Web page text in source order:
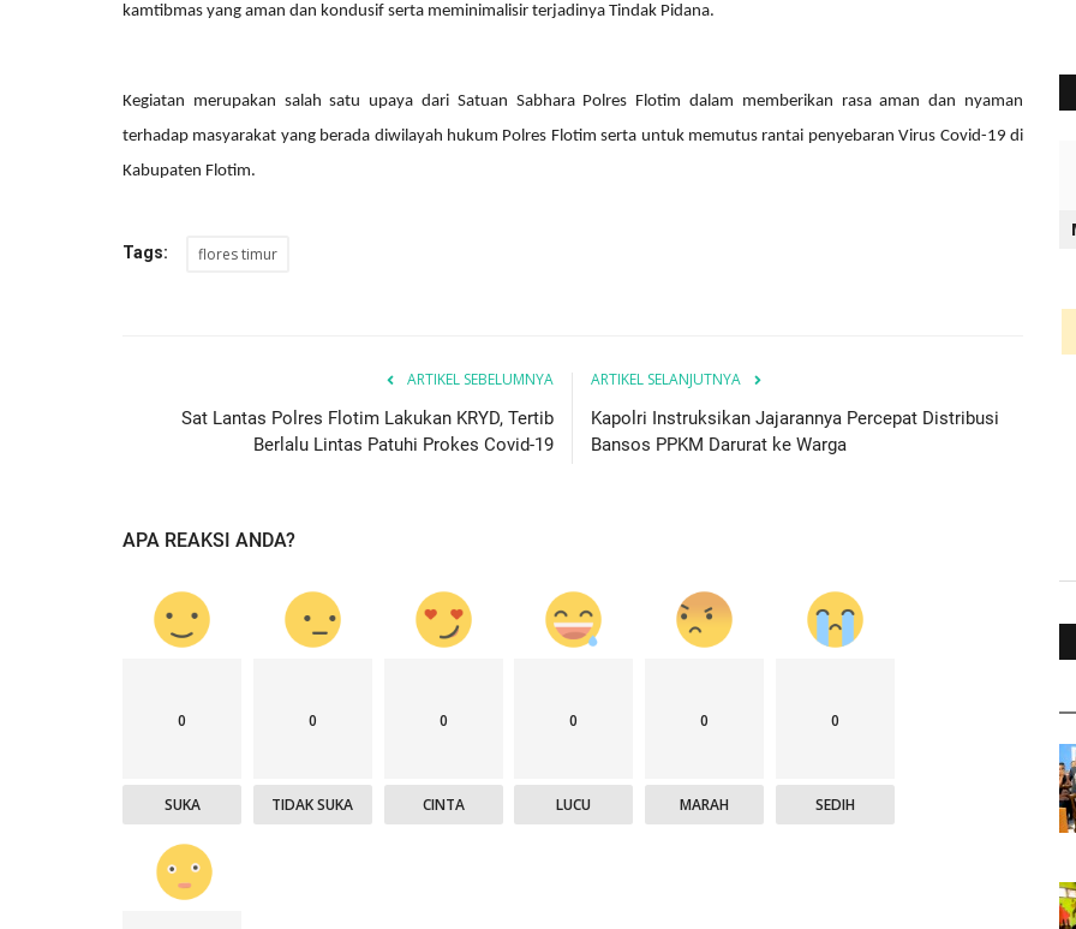
kamtibmas yang aman dan kondusif serta meminimalisir terjadinya Tindak Pidana.
Kegiatan merupakan salah satu upaya dari Satuan Sabhara Polres Flotim dalam memberikan rasa aman dan nyaman
terhadap masyarakat yang berada diwilayah hukum Polres Flotim serta untuk memutus rantai penyebaran Virus Covid-19 di
Kabupaten Flotim.
Tags: flores timur
ARTIKEL SEBELUMNYA
Sat Lantas Polres Flotim Lakukan KRYD, Tertib
Berlalu Lintas Patuhi Prokes Covid-19
ARTIKEL SELANJUTNYA
Kapolri Instruksikan Jajarannya Percepat Distribusi
Bansos PPKM Darurat ke Warga
APA REAKSI ANDA?
0
SUKA
0
TIDAK SUKA
0
CINTA
0
LUCU
0
MARAH
0
SEDIH